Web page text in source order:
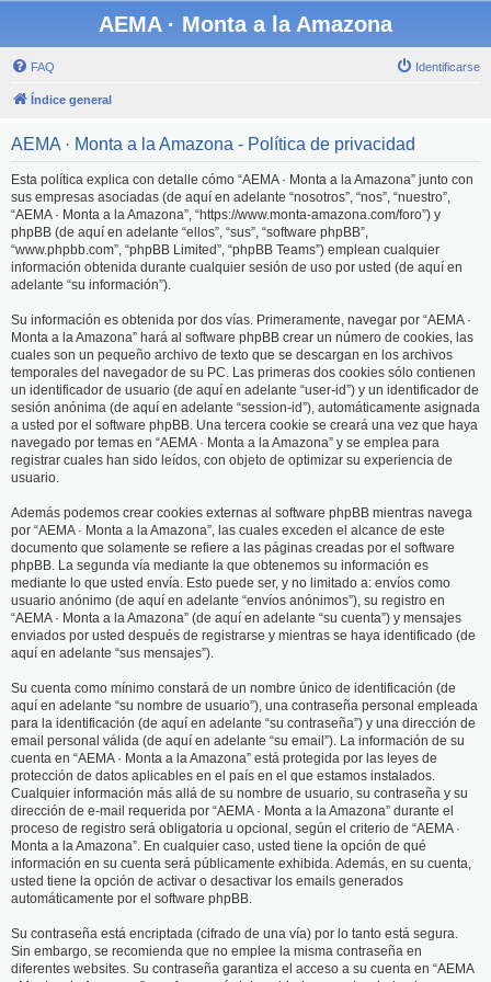
AEMA · Monta a la Amazona
FAQ Identificarse
Índice general
AEMA · Monta a la Amazona - Política de privacidad
Esta política explica con detalle cómo “AEMA · Monta a la Amazona” junto con
sus empresas asociadas (de aquí en adelante “nosotros”, “nos”, “nuestro”,
“AEMA · Monta a la Amazona”, “https://www.monta-amazona.com/foro”) y
phpBB (de aquí en adelante “ellos”, “sus”, “software phpBB”,
“www.phpbb.com”, “phpBB Limited”, “phpBB Teams”) emplean cualquier
información obtenida durante cualquier sesión de uso por usted (de aquí en
adelante “su información”).
Su información es obtenida por dos vías. Primeramente, navegar por “AEMA ·
Monta a la Amazona” hará al software phpBB crear un número de cookies, las
cuales son un pequeño archivo de texto que se descargan en los archivos
temporales del navegador de su PC. Las primeras dos cookies sólo contienen
un identificador de usuario (de aquí en adelante “user-id”) y un identificador de
sesión anónima (de aquí en adelante “session-id”), automáticamente asignada
a usted por el software phpBB. Una tercera cookie se creará una vez que haya
navegado por temas en “AEMA · Monta a la Amazona” y se emplea para
registrar cuales han sido leídos, con objeto de optimizar su experiencia de
usuario.
Además podemos crear cookies externas al software phpBB mientras navega
por “AEMA · Monta a la Amazona”, las cuales exceden el alcance de este
documento que solamente se refiere a las páginas creadas por el software
phpBB. La segunda vía mediante la que obtenemos su información es
mediante lo que usted envía. Esto puede ser, y no limitado a: envíos como
usuario anónimo (de aquí en adelante “envíos anónimos”), su registro en
“AEMA · Monta a la Amazona” (de aquí en adelante “su cuenta”) y mensajes
enviados por usted después de registrarse y mientras se haya identificado (de
aquí en adelante “sus mensajes”).
Su cuenta como mínimo constará de un nombre único de identificación (de
aquí en adelante “su nombre de usuario”), una contraseña personal empleada
para la identificación (de aquí en adelante “su contraseña”) y una dirección de
email personal válida (de aquí en adelante “su email”). La información de su
cuenta en “AEMA · Monta a la Amazona” está protegida por las leyes de
protección de datos aplicables en el país en el que estamos instalados.
Cualquier información más allá de su nombre de usuario, su contraseña y su
dirección de e-mail requerida por “AEMA · Monta a la Amazona” durante el
proceso de registro será obligatoria u opcional, según el criterio de “AEMA ·
Monta a la Amazona”. En cualquier caso, usted tiene la opción de qué
información en su cuenta será públicamente exhibida. Además, en su cuenta,
usted tiene la opción de activar o desactivar los emails generados
automáticamente por el software phpBB.
Su contraseña está encriptada (cifrado de una vía) por lo tanto está segura.
Sin embargo, se recomienda que no emplee la misma contraseña en
diferentes websites. Su contraseña garantiza el acceso a su cuenta en “AEMA